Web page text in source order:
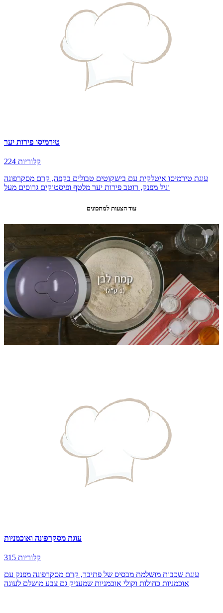
טירמיסו פירות יער
224 קלוריות
עוגת טירמיסו איטלקית עם בישקוטים טבולים בקפה, קרם מסקרפונה
וניל מפנק, רוטב פירות יער מלטף ופיסטוקים גרוסים מעל
עוד הצעות למתכונים
עוגת מסקרפונה ואוכמניות
315 קלוריות
עוגת שכבות מושלמת מבסיס של פתיבר, קרם מסקרפונה מפנק עם
אוכמניות כחולות וקולי אוכמניות שמעניק גם צבע מושלם לעוגה